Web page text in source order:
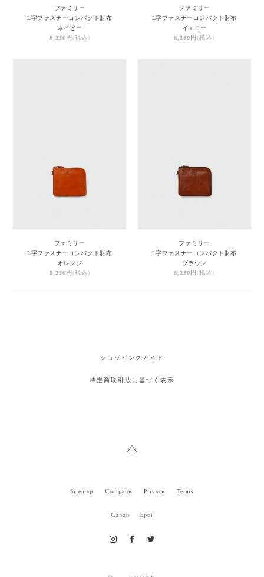
ファミリー
L字ファスナーコンパクト財布
ネイビー
8,250円 (税込)
ファミリー
L字ファスナーコンパクト財布
イエロー
8,250円(税込)
ファミリー
L字ファスナーコンパクト財布
オレンジ
8,250円 (税込)
ファミリー
L字ファスナーコンパクト財布
ブラウン
8,250円(税込)
ショッピングガイド
特定商取引法に基づく表示
Sitemap Company Privacy Terms
Ganzo Epoi